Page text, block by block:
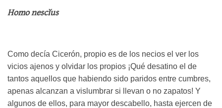
Homo nescĭus
Como decía Cicerón, propio es de los necios el ver los
vicios ajenos y olvidar los propios ¡Qué desatino el de
tantos aquellos que habiendo sido paridos entre cumbres,
apenas alcanzan a vislumbrar si llevan o no zapatos! Y
algunos de ellos, para mayor descabello, hasta ejercen de